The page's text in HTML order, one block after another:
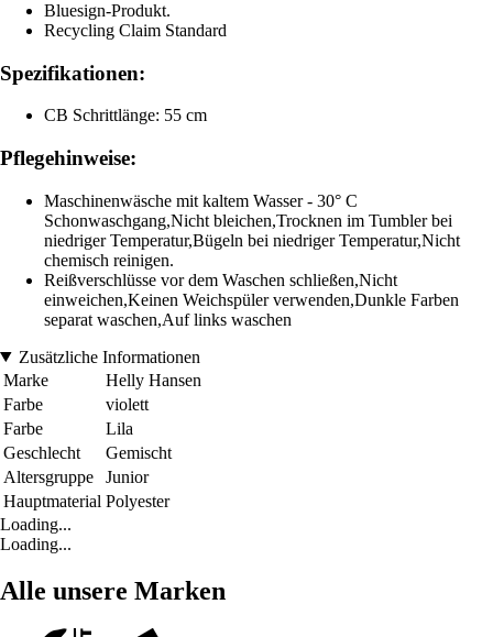
Bluesign-Produkt.
Recycling Claim Standard
Spezifikationen:
CB Schrittlänge: 55 cm
Pflegehinweise:
Maschinenwäsche mit kaltem Wasser - 30° C
Schonwaschgang,Nicht bleichen,Trocknen im Tumbler bei
niedriger Temperatur,Bügeln bei niedriger Temperatur,Nicht
chemisch reinigen.
Reißverschlüsse vor dem Waschen schließen,Nicht
einweichen,Keinen Weichspüler verwenden,Dunkle Farben
separat waschen,Auf links waschen
Zusätzliche Informationen
Marke
Helly Hansen
Farbe
violett
Farbe
Lila
Geschlecht
Gemischt
Altersgruppe
Junior
Hauptmaterial Polyester
Loading...
Loading...
Alle unsere Marken